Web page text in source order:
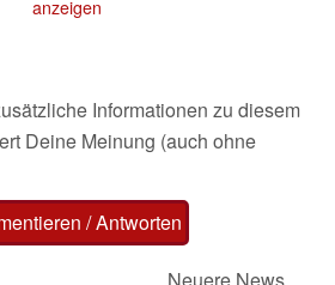
anzeigen
Informationen zu diesem
Deine Meinung (auch ohne
/ Antworten
Neuere News